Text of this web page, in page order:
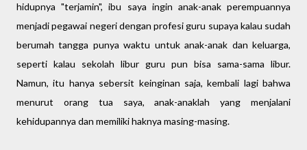
hidupnya "terjamin", ibu saya ingin anak-anak perempuannya
menjadi pegawai negeri dengan profesi guru supaya kalau sudah
berumah tangga punya waktu untuk anak-anak dan keluarga,
seperti kalau sekolah libur guru pun bisa sama-sama libur.
Namun, itu hanya sebersit keinginan saja, kembali lagi bahwa
menurut orang tua saya, anak-anaklah yang menjalani
kehidupannya dan memiliki haknya masing-masing.